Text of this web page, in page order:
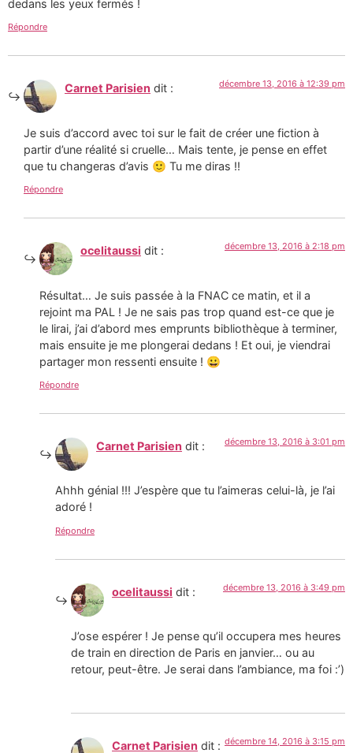
dedans les yeux fermés !
Répondre
Carnet Parisien dit : décembre 13, 2016 à 12:39 pm
Je suis d’accord avec toi sur le fait de créer une fiction à
partir d’une réalité si cruelle… Mais tente, je pense en effet
que tu changeras d’avis 🙂 Tu me diras !!
Répondre
ocelitaussi dit : décembre 13, 2016 à 2:18 pm
Résultat… Je suis passée à la FNAC ce matin, et il a
rejoint ma PAL ! Je ne sais pas trop quand est-ce que je
le lirai, j’ai d’abord mes emprunts bibliothèque à terminer,
mais ensuite je me plongerai dedans ! Et oui, je viendrai
partager mon ressenti ensuite ! 😀
Répondre
Carnet Parisien dit : décembre 13, 2016 à 3:01 pm
Ahhh génial !!! J’espère que tu l’aimeras celui-là, je l’ai
adoré !
Répondre
ocelitaussi dit : décembre 13, 2016 à 3:49 pm
J’ose espérer ! Je pense qu’il occupera mes heures
de train en direction de Paris en janvier… ou au
retour, peut-être. Je serai dans l’ambiance, ma foi :’)
Carnet Parisien dit : décembre 14, 2016 à 3:15 pm